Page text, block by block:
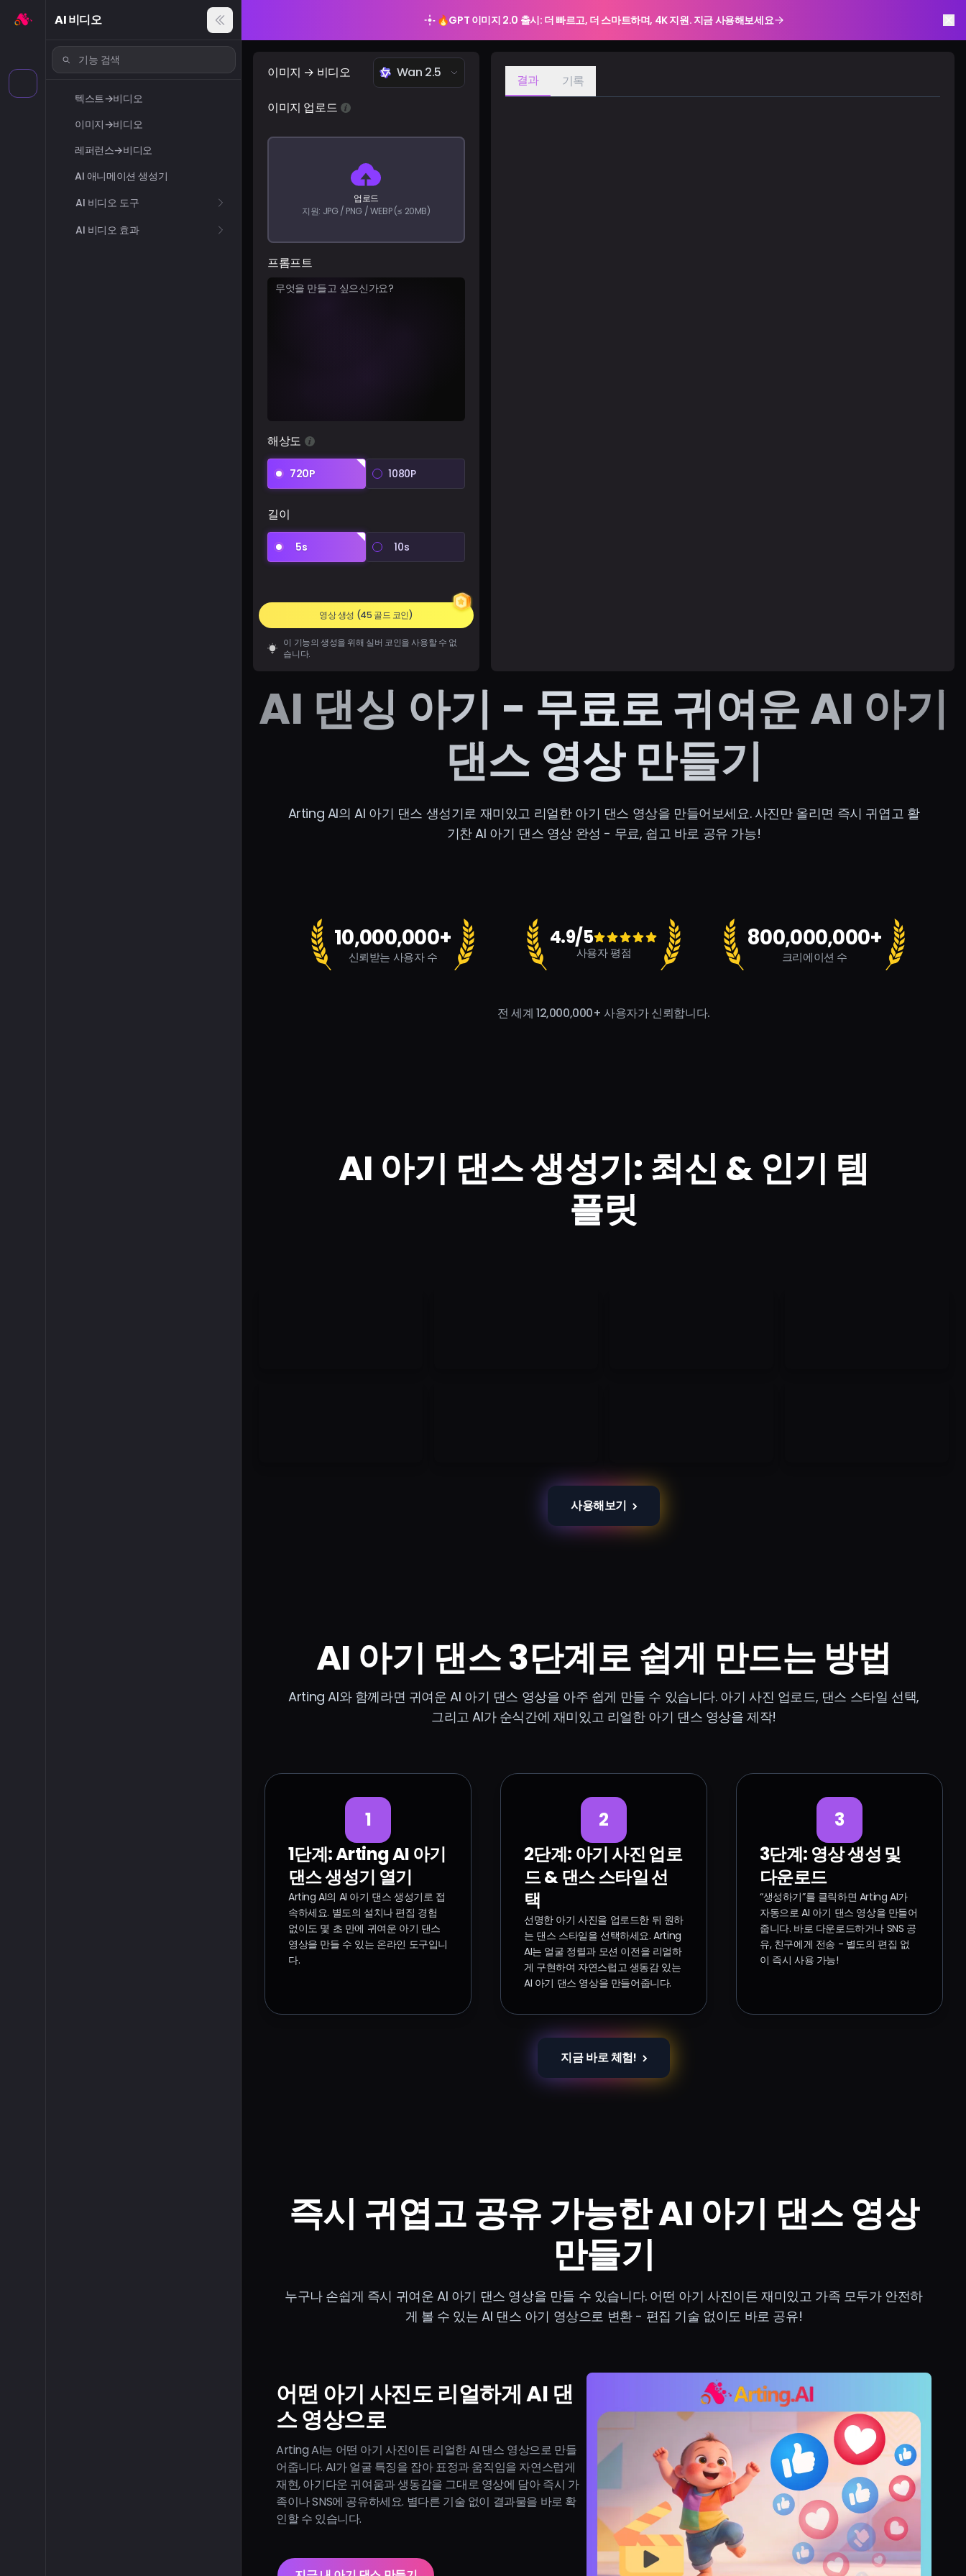
AI 비디오
텍스트→비디오
이미지→비디오
레퍼런스→비디오
AI 애니메이션 생성기
AI 비디오 도구
AI 비디오 효과
🔥GPT 이미지 2.0 출시: 더 빠르고, 더 스마트하며, 4K 지원. 지금 사용해보세요
이미지 → 비디오 Wan 2.5
이미지 업로드
업로드
지원: JPG / PNG / WEBP (≤ 20MB)
프롬프트
해상도
720P 1080P
길이
5s 10s
영상 생성 (45 골드 코인)
이 기능의 생성을 위해 실버 코인을 사용할 수 없
습니다.
결과 기록
AI 댄싱 아기 - 무료로 귀여운 AI 아기
댄스 영상 만들기
Arting AI의 AI 아기 댄스 생성기로 재미있고 리얼한 아기 댄스 영상을 만들어보세요. 사진만 올리면 즉시 귀엽고 활
기찬 AI 아기 댄스 영상 완성 - 무료, 쉽고 바로 공유 가능!
10,000,000+
신뢰받는 사용자 수
4.9/5
사용자 평점
800,000,000+
크리에이션 수
전 세계 12,000,000+ 사용자가 신뢰합니다.
AI 아기 댄스 생성기: 최신 & 인기 템
플릿
사용해보기
AI 아기 댄스 3단계로 쉽게 만드는 방법
Arting AI와 함께라면 귀여운 AI 아기 댄스 영상을 아주 쉽게 만들 수 있습니다. 아기 사진 업로드, 댄스 스타일 선택,
그리고 AI가 순식간에 재미있고 리얼한 아기 댄스 영상을 제작!
1
1단계: Arting AI 아기
댄스 생성기 열기
Arting AI의 AI 아기 댄스 생성기로 접
속하세요. 별도의 설치나 편집 경험
없이도 몇 초 만에 귀여운 아기 댄스
영상을 만들 수 있는 온라인 도구입니
다.
2
2단계: 아기 사진 업로
드 & 댄스 스타일 선
택
선명한 아기 사진을 업로드한 뒤 원하
는 댄스 스타일을 선택하세요. Arting
AI는 얼굴 정렬과 모션 이전을 리얼하
게 구현하여 자연스럽고 생동감 있는
AI 아기 댄스 영상을 만들어줍니다.
3
3단계: 영상 생성 및
다운로드
“생성하기”를 클릭하면 Arting AI가
자동으로 AI 아기 댄스 영상을 만들어
줍니다. 바로 다운로드하거나 SNS 공
유, 친구에게 전송 - 별도의 편집 없
이 즉시 사용 가능!
지금 바로 체험!
즉시 귀엽고 공유 가능한 AI 아기 댄스 영상
만들기
누구나 손쉽게 즉시 귀여운 AI 아기 댄스 영상을 만들 수 있습니다. 어떤 아기 사진이든 재미있고 가족 모두가 안전하
게 볼 수 있는 AI 댄스 아기 영상으로 변환 - 편집 기술 없이도 바로 공유!
어떤 아기 사진도 리얼하게 AI 댄
스 영상으로
Arting AI는 어떤 아기 사진이든 리얼한 AI 댄스 영상으로 만들
어줍니다. AI가 얼굴 특징을 잡아 표정과 움직임을 자연스럽게
재현, 아기다운 귀여움과 생동감을 그대로 영상에 담아 즉시 가
족이나 SNS에 공유하세요. 별다른 기술 없이 결과물을 바로 확
인할 수 있습니다.